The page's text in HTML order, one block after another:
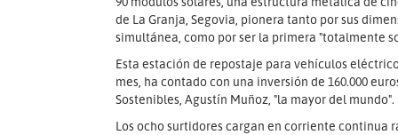
de La Granja, Segovia, pionera tanto por sus
simultánea, como por ser la primera "totalmente
Esta estación de repostaje para vehículos
mes, ha contado con una inversión de 160.000
Sostenibles, Agustín Muñoz, "la mayor del mundo".
Los ocho surtidores cargan en corriente